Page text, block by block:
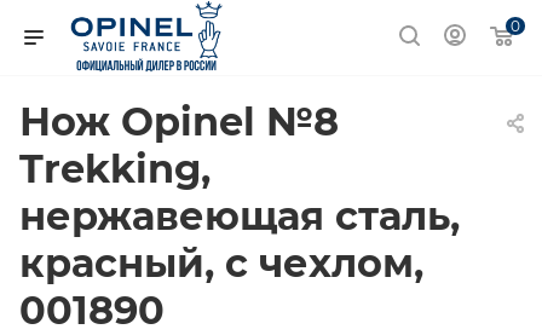
0
Нож Opinel №8
Trekking,
нержавеющая сталь,
красный, с чехлом,
001890